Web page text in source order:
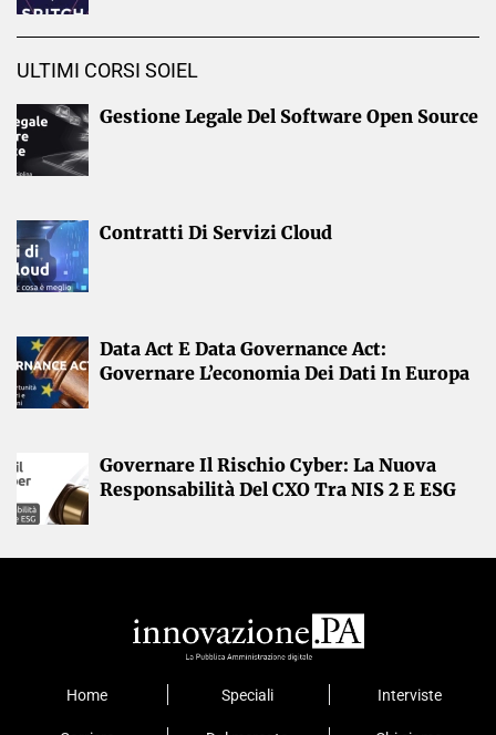
ULTIMI CORSI SOIEL
Gestione Legale Del Software Open Source
Contratti Di Servizi Cloud
Data Act E Data Governance Act:
Governare L’economia Dei Dati In Europa
Governare Il Rischio Cyber: La Nuova
Responsabilità Del CXO Tra NIS 2 E ESG
Home Speciali Interviste